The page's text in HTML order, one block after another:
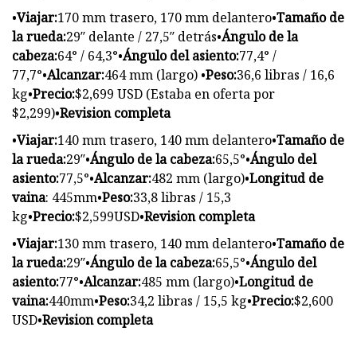
•Viajar:170 mm trasero, 170 mm delantero•Tamaño de
la rueda:29″ delante / 27,5″ detrás•Ángulo de la
cabeza:64° / 64,3°•Ángulo del asiento:77,4° /
77,7°•Alcanzar:464 mm (largo) •Peso:36,6 libras / 16,6
kg•Precio:$2,699 USD (Estaba en oferta por
$2,299)•Revision completa
•Viajar:140 mm trasero, 140 mm delantero•Tamaño de
la rueda:29″•Ángulo de la cabeza:65,5°•Ángulo del
asiento:77,5°•Alcanzar:482 mm (largo)•Longitud de
vaina: 445mm•Peso:33,8 libras / 15,3
kg•Precio:$2,599USD•Revision completa
•Viajar:130 mm trasero, 140 mm delantero•Tamaño de
la rueda:29″•Ángulo de la cabeza:65,5°•Ángulo del
asiento:77°•Alcanzar:485 mm (largo)•Longitud de
vaina:440mm•Peso:34,2 libras / 15,5 kg•Precio:$2,600
USD•Revision completa